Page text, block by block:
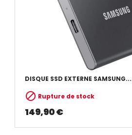
DISQUE SSD EXTERNE SAMSUNG...
 Rupture de stock
149,90 €